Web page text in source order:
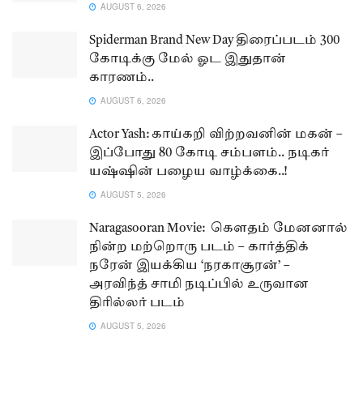
AUGUST 6, 2026
Spiderman Brand New Day திரைப்படம் 300
கோடிக்கு மேல் ஓட இதுதான்
காரணம்..
AUGUST 6, 2026
Actor Yash: காய்கறி விற்றவனின் மகன் –
இப்போது 80 கோடி சம்பளம்.. நடிகர்
யஷ்ஷின் பழைய வாழ்க்கை..!
AUGUST 5, 2026
Naragasooran Movie: கௌதம் மேனனால்
நின்ற மற்றொரு படம் – கார்த்திக்
நரேன் இயக்கிய ‘நரகாசூரன்’ –
அரவிந்த் சாமி நடிப்பில் உருவான
திரில்லர் படம்
AUGUST 5, 2026